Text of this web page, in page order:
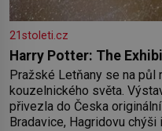
21stoleti.cz
Harry Potter: The
Pražské Letňany se na půl
kouzelnického světa.
přivezla do Česka
Bradavice, Hagridovu chýši